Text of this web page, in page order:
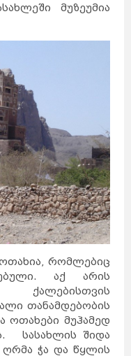
მუზეუმია
რომლებიც
აქ არის
ქალებისთვის
თანამდებობის
ოთახები მუჰამედ
სასახლის შიდა
ჭა და წყლის